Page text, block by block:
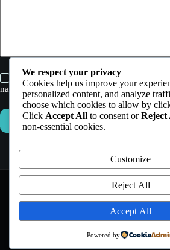
Enregistrer mon nom, mon e-mail et mon
navigateur pour mon prochain commentaire.
Laisser un commentaire
MENTIONS
We respect your privacy
Cookies help us improve your
personalized content, and analyze
choose which cookies to allow by
Click Accept All to consent orReject
non-essential cookies.
Customize
Reject All
Accept All
Powered by